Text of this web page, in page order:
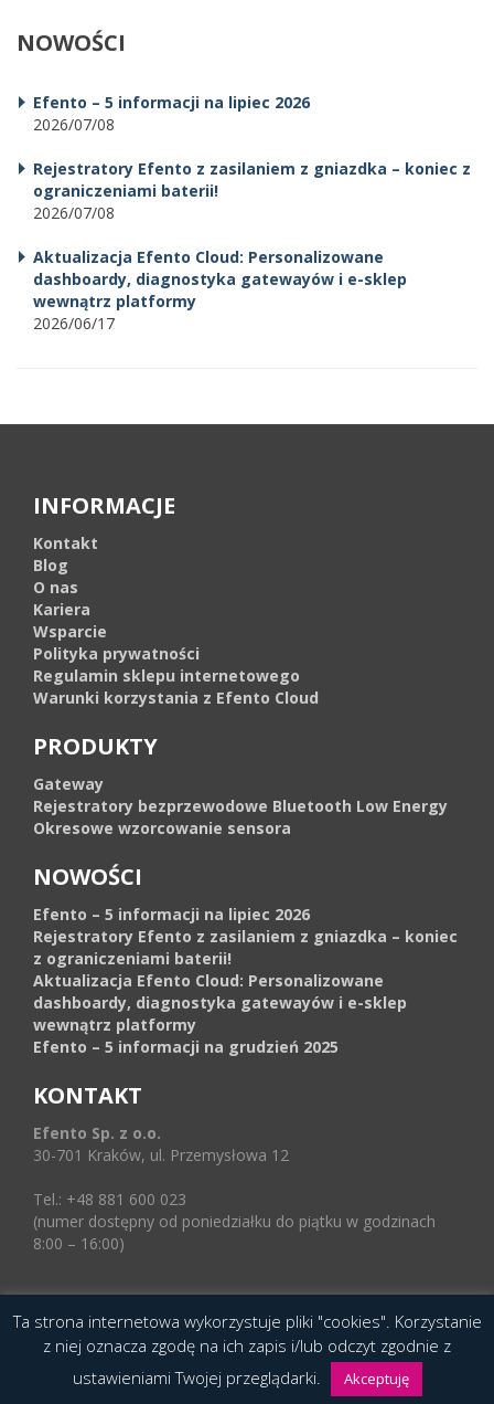
NOWOŚCI
Efento – 5 informacji na lipiec 2026
2026/07/08
Rejestratory Efento z zasilaniem z gniazdka – koniec z
ograniczeniami baterii!
2026/07/08
Aktualizacja Efento Cloud: Personalizowane
dashboardy, diagnostyka gatewayów i e-sklep
wewnątrz platformy
2026/06/17
INFORMACJE
Kontakt
Blog
O nas
Kariera
Wsparcie
Polityka prywatności
Regulamin sklepu internetowego
Warunki korzystania z Efento Cloud
PRODUKTY
Gateway
Rejestratory bezprzewodowe Bluetooth Low Energy
Okresowe wzorcowanie sensora
NOWOŚCI
Efento – 5 informacji na lipiec 2026
Rejestratory Efento z zasilaniem z gniazdka – koniec
z ograniczeniami baterii!
Aktualizacja Efento Cloud: Personalizowane
dashboardy, diagnostyka gatewayów i e-sklep
wewnątrz platformy
Efento – 5 informacji na grudzień 2025
KONTAKT
Efento Sp. z o.o.
30-701 Kraków, ul. Przemysłowa 12
Tel.: +48 881 600 023
(numer dostępny od poniedziałku do piątku w godzinach
8:00 – 16:00)
© 2016 Copyright by Efento. All rights reserved.
Projekt i wykonanieAgencja Interaktywna
Epoka (e-poka.com).
Ta strona internetowa wykorzystuje pliki "cookies". Korzystanie
z niej oznacza zgodę na ich zapis i/lub odczyt zgodnie z
ustawieniami Twojej przeglądarki.
Akceptuję